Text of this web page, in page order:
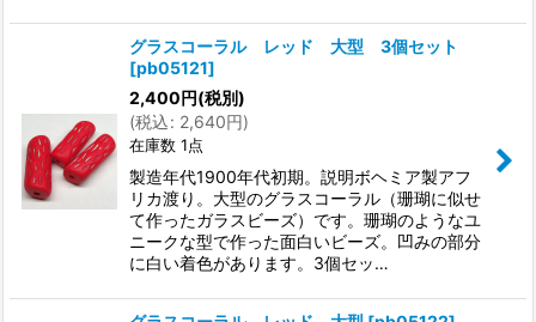
グラスコーラル レッド 大型 3個セット
[pb05121]
2,400円(税別)
(税込: 2,640円)
在庫数 1点
製造年代1900年代初期。説明ボヘミア製アフ
リカ渡り。大型のグラスコーラル（珊瑚に似せ
て作ったガラスビーズ）です。珊瑚のようなユ
ニークな型で作った面白いビーズ。凹みの部分
に白い着色があります。3個セッ…